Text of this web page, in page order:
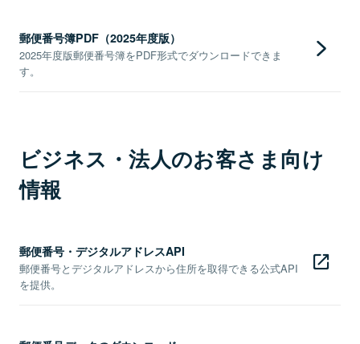
郵便番号簿PDF（2025年度版）
2025年度版郵便番号簿をPDF形式でダウンロードできま
す。
ビジネス・法人のお客さま向け
情報
郵便番号・デジタルアドレスAPI
郵便番号とデジタルアドレスから住所を取得できる公式API
を提供。